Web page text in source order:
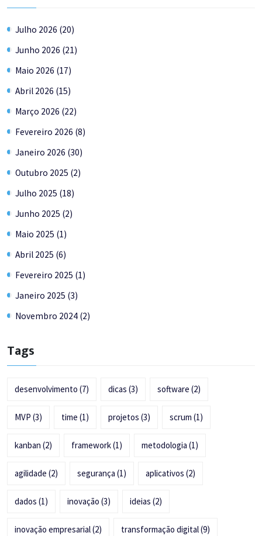
Julho 2026 (20)
Junho 2026 (21)
Maio 2026 (17)
Abril 2026 (15)
Março 2026 (22)
Fevereiro 2026 (8)
Janeiro 2026 (30)
Outubro 2025 (2)
Julho 2025 (18)
Junho 2025 (2)
Maio 2025 (1)
Abril 2025 (6)
Fevereiro 2025 (1)
Janeiro 2025 (3)
Novembro 2024 (2)
Tags
desenvolvimento (7) dicas (3) software (2)
MVP (3) time (1) projetos (3) scrum (1)
kanban (2) framework(1) metodologia (1)
agilidade (2) segurança (1) aplicativos (2)
dados (1) inovação (3) ideias (2)
inovação empresarial(2) transformação digital(9)